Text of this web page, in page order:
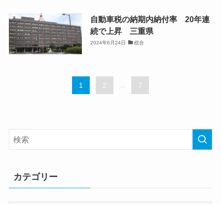
自動車税の納期内納付率 20年連
続で上昇 三重県
2024年6月24日 総合
1 2 ... 7
カテゴリー